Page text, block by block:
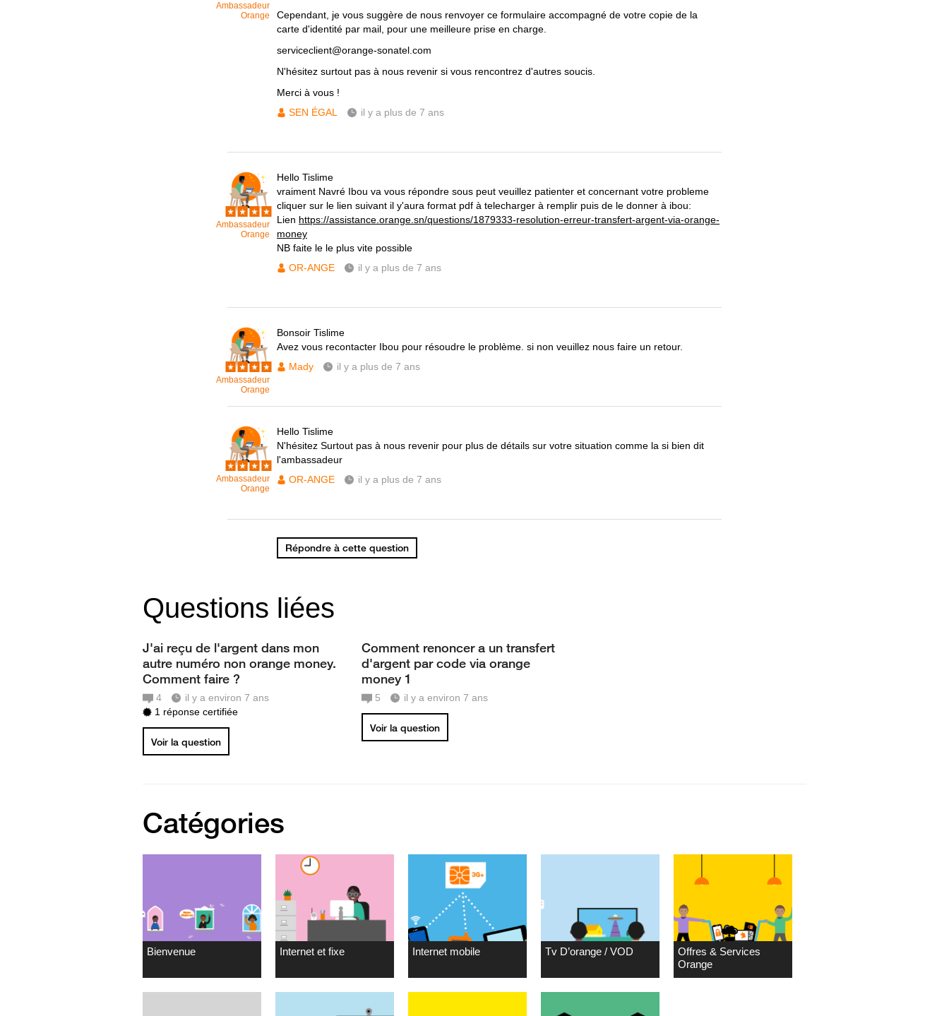
Ambassadeur
Orange
Cependant, je vous suggère de nous renvoyer ce formulaire accompagné de votre copie de la
carte d'identité par mail, pour une meilleure prise en charge.
serviceclient@orange-sonatel.com
N'hésitez surtout pas à nous revenir si vous rencontrez d'autres soucis.
Merci à vous !
SEN ÉGAL
il y a plus de 7 ans
Ambassadeur
Orange
Hello Tislime
vraiment Navré Ibou va vous répondre sous peut veuillez patienter et concernant votre probleme
cliquer sur le lien suivant il y'aura format pdf à telecharger à remplir puis de le donner à ibou:
Lien https://assistance.orange.sn/questions/1879333-resolution-erreur-transfert-argent-via-orange-
money
NB faite le le plus vite possible
OR-ANGE
il y a plus de 7 ans
Ambassadeur
Orange
Bonsoir Tislime
Avez vous recontacter Ibou pour résoudre le problème. si non veuillez nous faire un retour.
Mady
il y a plus de 7 ans
Ambassadeur
Orange
Hello Tislime
N'hésitez Surtout pas à nous revenir pour plus de détails sur votre situation comme la si bien dit
l'ambassadeur
OR-ANGE
il y a plus de 7 ans
Répondre à cette question
Questions liées
J'ai reçu de l'argent dans mon
autre numéro non orange money.
Comment faire ?
4
il y a environ 7 ans
1 réponse certifiée
Voir la question
Comment renoncer a un transfert
d'argent par code via orange
money 1
5 il y a environ 7 ans
Voir la question
Catégories
Bienvenue Internet et fixe Internet mobile Tv D’orange / VOD
Offres & Services
Orange